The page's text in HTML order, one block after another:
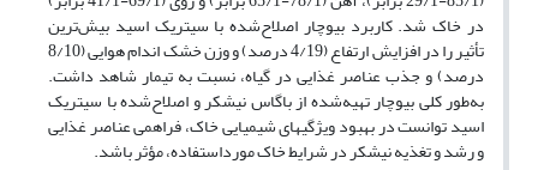
در خاک شد. کاربرد بیوچار اصلاح‌شده با سیتریک اسید بیش‌ترین
تأثیر را در افزایش ارتفاع (4/19 درصد) و وزن خشک اندام هوایی (8/10
درصد) و جذب عناصر غذایی در گیاه، نسبت به تیمار شاهد داشت.
به‌طور کلی بیوچار تهیه‌شده از باگاس نیشکر و اصلاح‌شده با سیتریک
اسید توانست در بهبود ویژگیهای شیمیایی خاک، فراهمی عناصر غذایی
و رشد و تغذیه نیشکر در شرایط خاک‌ مورداستفاده، مؤثر باشد.